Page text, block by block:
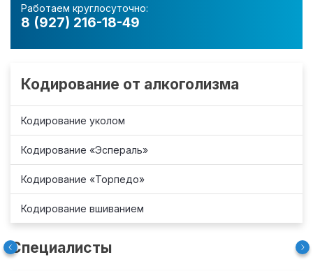
Работаем круглосуточно:
8 (927) 216-18-49
Кодирование от алкоголизма
Кодирование уколом
Кодирование «Эспераль»
Кодирование «Торпедо»
Кодирование вшиванием
Специалисты